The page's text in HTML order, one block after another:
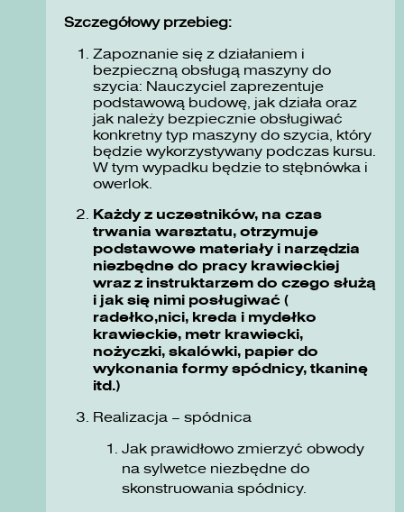
Szczegółowy przebieg:
Zapoznanie się z działaniem i
bezpieczną obsługą maszyny do
szycia: Nauczyciel zaprezentuje
podstawową budowę, jak działa oraz
jak należy bezpiecznie obsługiwać
konkretny typ maszyny do szycia, który
będzie wykorzystywany podczas kursu.
W tym wypadku będzie to stębnówka i
owerlok.
Każdy z uczestników, na czas
trwania warsztatu, otrzymuje
podstawowe materiały i narzędzia
niezbędne do pracy krawieckiej
wraz z instruktarzem do czego służą
i jak się nimi posługiwać (
radełko,nici, kreda i mydełko
krawieckie, metr krawiecki,
nożyczki, skalówki, papier do
wykonania formy spódnicy, tkaninę
itd.)
Realizacja – spódnica
Jak prawidłowo zmierzyć obwody
na sylwetce niezbędne do
skonstruowania spódnicy.